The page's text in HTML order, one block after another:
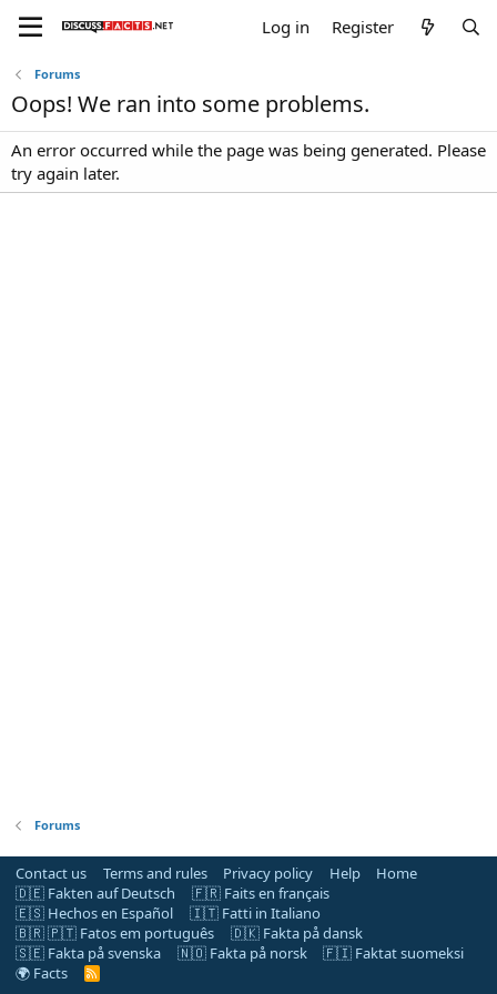
Log in Register
Forums
Oops! We ran into some problems.
An error occurred while the page was being generated. Please
try again later.
Forums
Contact us Terms and rules Privacy policy Help
Home
🇩🇪 Fakten auf Deutsch
🇫🇷 Faits en français
🇪🇸 Hechos en Español
🇮🇹 Fatti in Italiano
🇧🇷 🇵🇹 Fatos em português
🇩🇰 Fakta på dansk
🇸🇪 Fakta på svenska
🇳🇴 Fakta på norsk
🇫🇮 Faktat suomeksi
🌍 Facts
R